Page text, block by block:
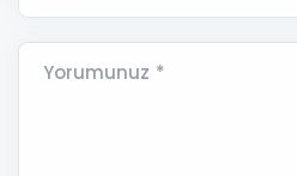
Yorumunuz *